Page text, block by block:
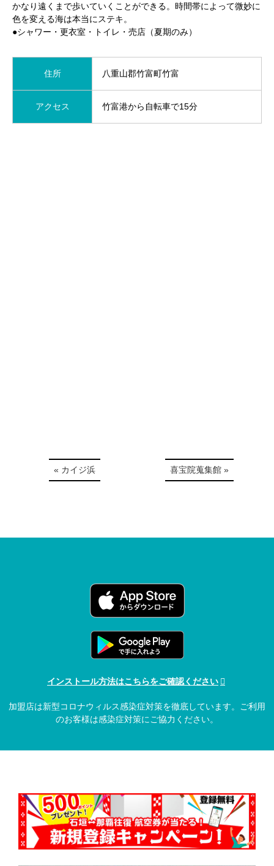
かなり遠くまで歩いていくことができる。時間帯によって微妙に
色を変える海は本当にステキ。
●シャワー・更衣室・トイレ・売店（夏期のみ）
住所 八重山郡竹富町竹富
アクセス 竹富港から自転車で15分
« カイジ浜 喜宝院蒐集館 »
インストール方法はこちらをご確認ください
加盟店は新型コロナウィルス感染症対策を徹底しています。ご利用
のお客様は感染症対策にご協力ください。